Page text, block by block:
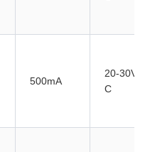
500mA
20-30VD
C